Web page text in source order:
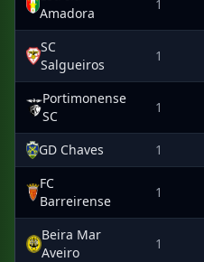
Amadora
1
SC
Salgueiros
1
Portimonense
SC
1
GD Chaves 1
FC
Barreirense
1
Beira Mar
Aveiro
1